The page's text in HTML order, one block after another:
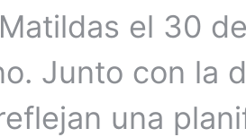
el 30
Junto con la
una